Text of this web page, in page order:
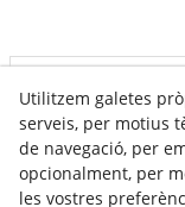
Info venda online
Contacte
Utilitzem galetes
serveis, per motius
de navegació, per
opcionalment, per
les vostres